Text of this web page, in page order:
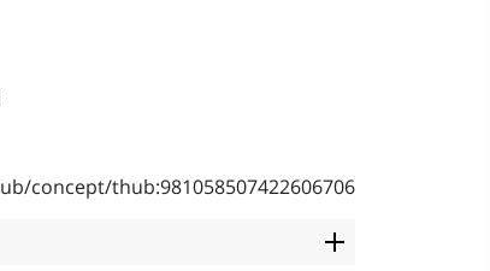
concept/thub:981058507422606706